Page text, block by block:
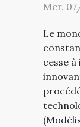
Mer.
Le
cesse